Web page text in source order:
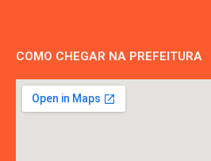
COMO CHEGAR NA PREFEITURA